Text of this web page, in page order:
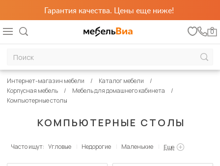
Гарантия качества. Цены еще ниже!
0
КОМПЬЮТЕРНЫЕ СТОЛЫ
Интернет-магазин мебели
Каталог мебели
Корпусная мебель
Мебель для домашнего кабинета
Компьютерные столы
Часто ищут: Угловые Недорогие Маленькие Еще